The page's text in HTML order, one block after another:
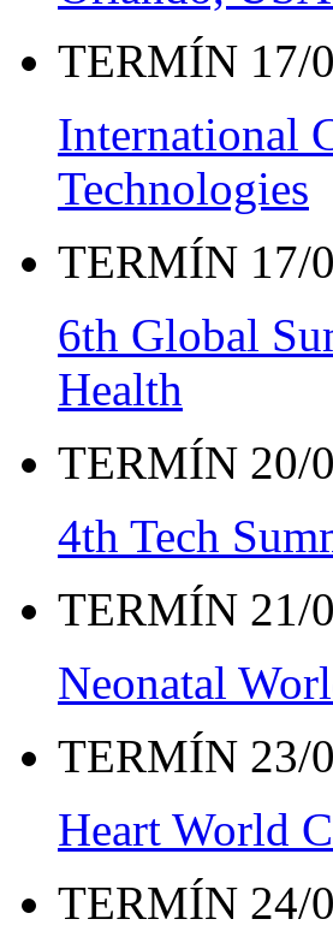
TERMÍN 17/
International
Technologies
TERMÍN 17/
6th Global
Health
TERMÍN 20/
4th Tech
TERMÍN 21/
Neonatal
TERMÍN 23/
Heart World
TERMÍN 24/